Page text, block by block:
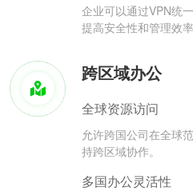
企业可以通过VPN统
提高安全性和管理效率
跨区域办公
全球资源访问
允许跨国公司在全球
持跨区域协作。
多国办公灵活性